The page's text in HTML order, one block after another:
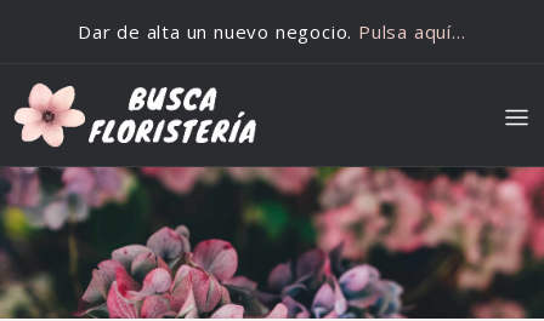
Dar de alta un nuevo negocio. Pulsa aquí…